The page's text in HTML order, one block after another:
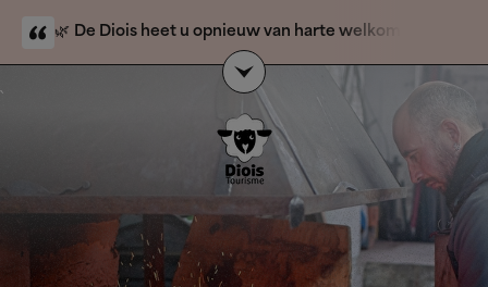
🌿 De Diois heet u opnieuw van harte welkom.
natuurbrand is voorbij en toeristische activiteiten zijn
weer geopend. Alleen de berggebieden Solaure,
Justin en l’Aup blijven gesloten voor het publiek.
gastvrouwen en gastherenvan de VVV-kantoren
staan voor u klaar om u veilig en zorgeloos wegwijs te